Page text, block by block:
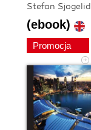
Stefan Sjogelid
(ebook)
Promocja